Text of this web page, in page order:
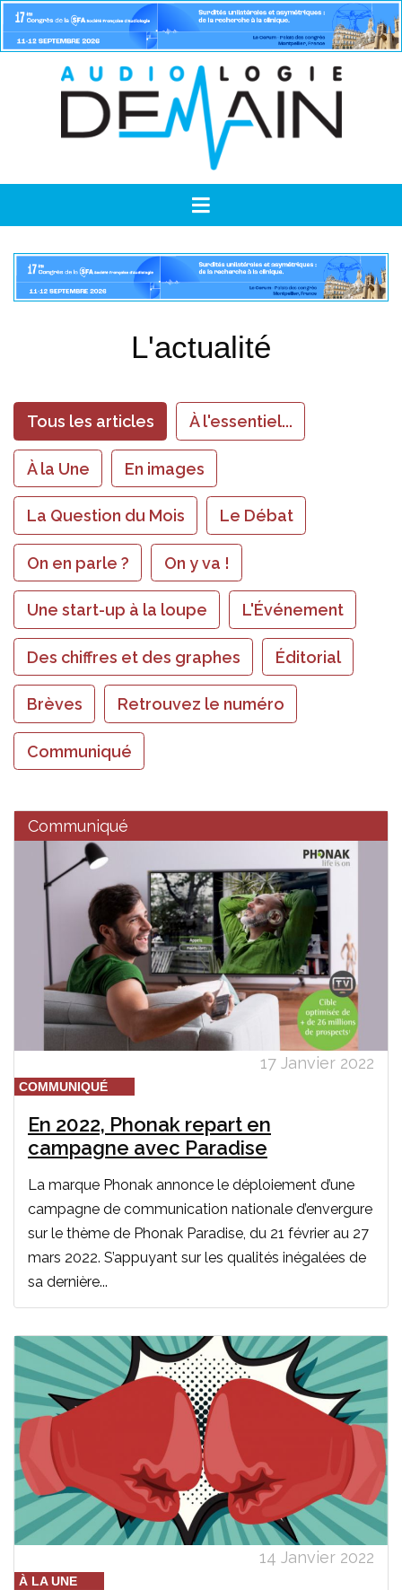
L'actualité
Tous les articles À l'essentiel...
À la Une En images
La Question du Mois Le Débat
On en parle ? On y va !
Une start-up à la loupe L'Événement
Des chiffres et des graphes Éditorial
Brèves Retrouvez le numéro
Communiqué
Communiqué
17 Janvier 2022
COMMUNIQUÉ
En 2022, Phonak repart en
campagne avec Paradise
La marque Phonak annonce le déploiement d’une
campagne de communication nationale d’envergure
sur le thème de Phonak Paradise, du 21 février au 27
mars 2022. S’appuyant sur les qualités inégalées de
sa dernière...
14 Janvier 2022
À LA UNE